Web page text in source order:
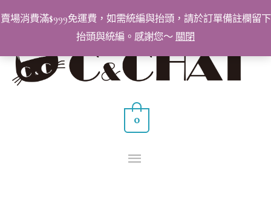
賣場消費滿$999免運費，如需統編與抬頭，請於訂單備註欄留下
抬頭與統編。感謝您～ 關閉
至
要
選
0